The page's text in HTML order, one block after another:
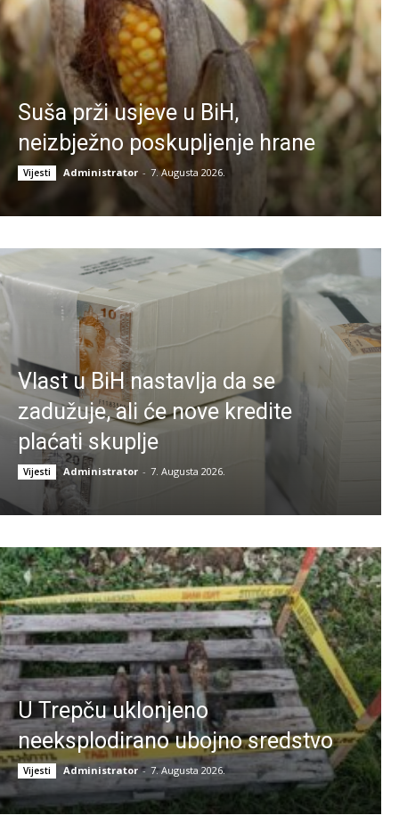
Suša prži usjeve u BiH,
neizbježno poskupljenje hrane
Vijesti Administrator - 7. Augusta 2026.
Vlast u BiH nastavlja da se
zadužuje, ali će nove kredite
plaćati skuplje
Vijesti Administrator - 7. Augusta 2026.
U Trepču uklonjeno
neeksplodirano ubojno sredstvo
Vijesti Administrator - 7. Augusta 2026.